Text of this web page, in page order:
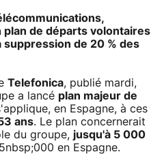
plan de départs volontaires
suppression de 20 % des
Telefonica, publié mardi,
a lancé plan majeur de
en Espagne, à ces
ans. Le plan concernerait
du groupe, jusqu'à 5 000
en Espagne.